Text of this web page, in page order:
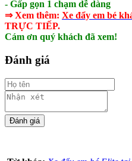
- Gấp gọn 1 chạm dễ dàng
⇒ Xem thêm: Xe đẩy em bé
TRỰC TIẾP.
Cám ơn quý khách đã xem!
Đánh giá